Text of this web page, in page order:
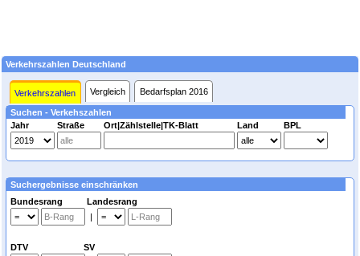
Verkehrszahlen Deutschland
Verkehrszahlen Vergleich Bedarfsplan 2016
Suchen - Verkehszahlen
Jahr
Straße Ort|Zählstelle|TK-Blatt Land BPL
Suchergebnisse einschränken
Bundesrang Landesrang
|
DTV SV